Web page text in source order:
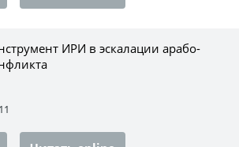
ИРИ в эскалации арабо-